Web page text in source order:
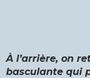
À l’arrière, on
basculante qui